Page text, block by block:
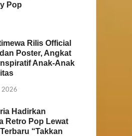
Pop
Rilis Official
Poster, Angkat
Anak-Anak
2026
Hadirkan
Retro Pop Lewat
“Takkan